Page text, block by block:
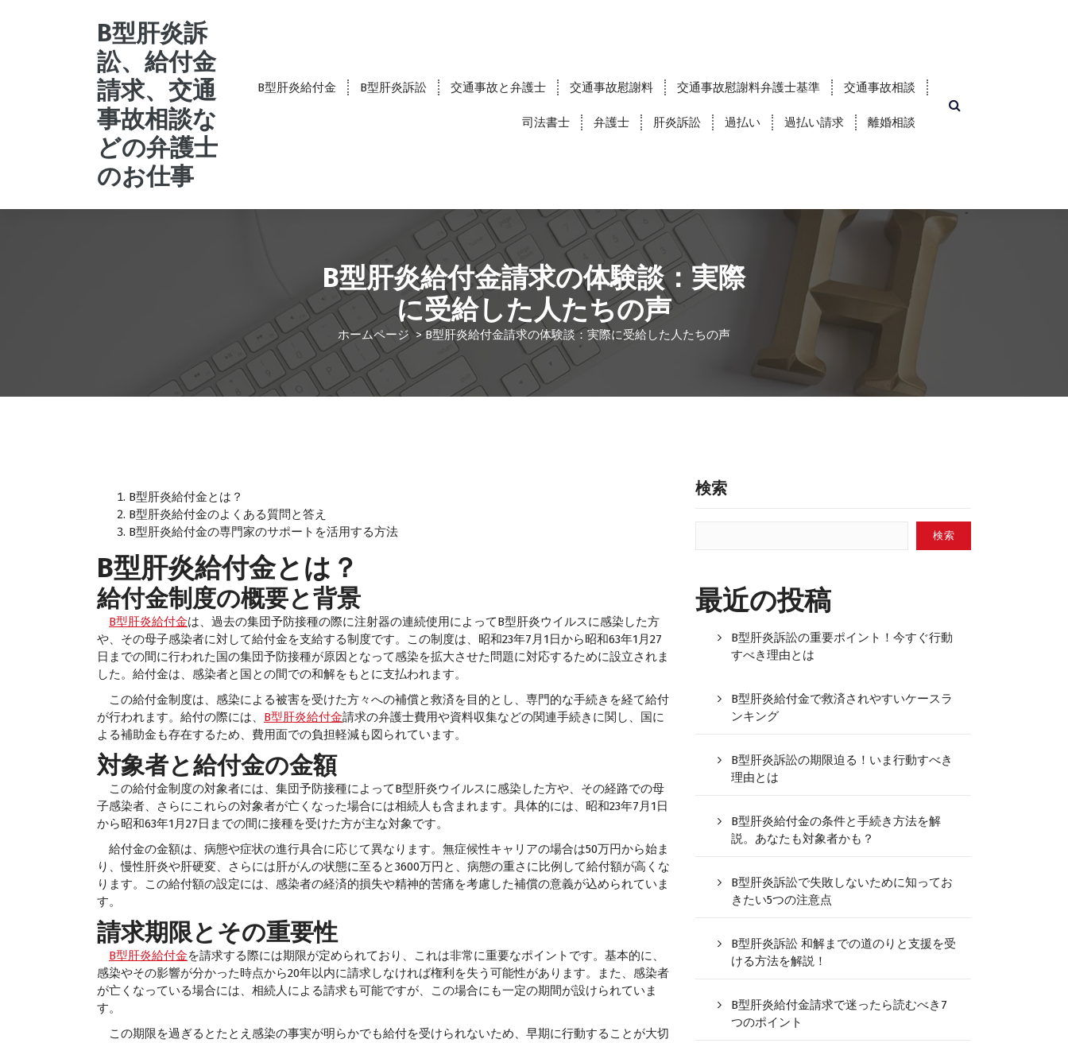
B型肝炎訴
訟、給付金
請求、交通
事故相談な
どの弁護士
のお仕事
B型肝炎給付金 B型肝炎訴訟 交通事故と弁護士 交通事故慰謝料 交通事故慰謝料弁護士基準 交通事故相談
司法書士 弁護士 肝炎訴訟 過払い 過払い請求 離婚相談
B型肝炎給付金請求の体験談：実際
に受給した人たちの声
ホームページ>B型肝炎給付金請求の体験談：実際に受給した人たちの声
B型肝炎給付金とは？
B型肝炎給付金のよくある質問と答え
B型肝炎給付金の専門家のサポートを活用する方法
B型肝炎給付金とは？
給付金制度の概要と背景
B型肝炎給付金は、過去の集団予防接種の際に注射器の連続使用によってB型肝炎ウイルスに感染した方
や、その母子感染者に対して給付金を支給する制度です。この制度は、昭和23年7月1日から昭和63年1月27
日までの間に行われた国の集団予防接種が原因となって感染を拡大させた問題に対応するために設立されま
した。給付金は、感染者と国との間での和解をもとに支払われます。
この給付金制度は、感染による被害を受けた方々への補償と救済を目的とし、専門的な手続きを経て給付
が行われます。給付の際には、 B型肝炎給付金請求の弁護士費用や資料収集などの関連手続きに関し、国に
よる補助金も存在するため、費用面での負担軽減も図られています。
対象者と給付金の金額
この給付金制度の対象者には、集団予防接種によってB型肝炎ウイルスに感染した方や、その経路での母
子感染者、さらにこれらの対象者が亡くなった場合には相続人も含まれます。具体的には、昭和23年7月1日
から昭和63年1月27日までの間に接種を受けた方が主な対象です。
給付金の金額は、病態や症状の進行具合に応じて異なります。無症候性キャリアの場合は50万円から始ま
り、慢性肝炎や肝硬変、さらには肝がんの状態に至ると3600万円と、病態の重さに比例して給付額が高くな
ります。この給付額の設定には、感染者の経済的損失や精神的苦痛を考慮した補償の意義が込められていま
す。
請求期限とその重要性
B型肝炎給付金を請求する際には期限が定められており、これは非常に重要なポイントです。基本的に、
感染やその影響が分かった時点から20年以内に請求しなければ権利を失う可能性があります。また、感染者
が亡くなっている場合には、相続人による請求も可能ですが、この場合にも一定の期間が設けられていま
す。
この期限を過ぎるとたとえ感染の事実が明らかでも給付を受けられないため、早期に行動することが大切
検索
検索
最近の投稿
B型肝炎訴訟の重要ポイント！今すぐ行動
すべき理由とは
B型肝炎給付金で救済されやすいケースラ
ンキング
B型肝炎訴訟の期限迫る！いま行動すべき
理由とは
B型肝炎給付金の条件と手続き方法を解
説。あなたも対象者かも？
B型肝炎訴訟で失敗しないために知ってお
きたい5つの注意点
B型肝炎訴訟 和解までの道のりと支援を受
ける方法を解説！
B型肝炎給付金請求で迷ったら読むべき7
つのポイント